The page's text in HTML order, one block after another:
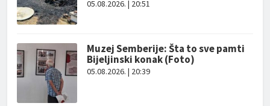
05.08.2026. | 20:51
Muzej Semberije: Šta to sve pamti
Bijeljinski konak (Foto)
05.08.2026. | 20:39